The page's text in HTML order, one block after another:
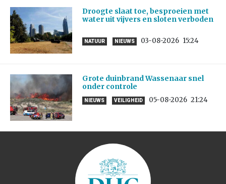
Droogte slaat toe, besproeien met
water uit vijvers en sloten verboden
NATUUR NIEUWS 03-08-2026 15:24
Grote duinbrand Wassenaar snel
onder controle
NIEUWS VEILIGHEID 05-08-2026 21:24